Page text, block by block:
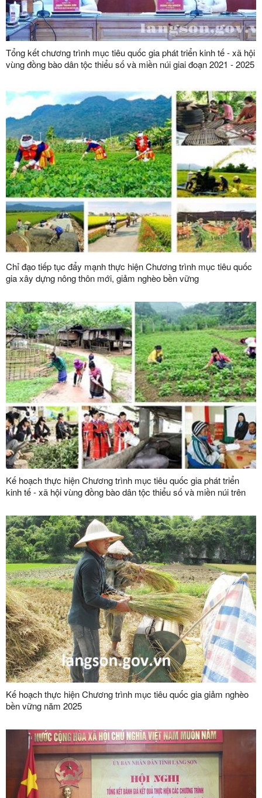
Tổng kết chương trình mục tiêu quốc gia phát triển kinh tế - xã hội
vùng đồng bào dân tộc thiểu số và miền núi giai đoạn 2021 - 2025
Chỉ đạo tiếp tục đẩy mạnh thực hiện Chương trình mục tiêu quốc
gia xây dựng nông thôn mới, giảm nghèo bền vững
Kế hoạch thực hiện Chương trình mục tiêu quốc gia phát triển
kinh tế - xã hội vùng đồng bào dân tộc thiểu số và miền núi trên
Kế hoạch thực hiện Chương trình mục tiêu quốc gia giảm nghèo
bền vững năm 2025